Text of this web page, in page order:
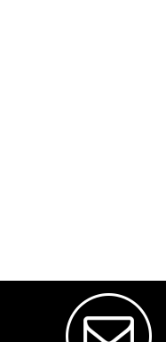
CADASTRAR
E-MAIL